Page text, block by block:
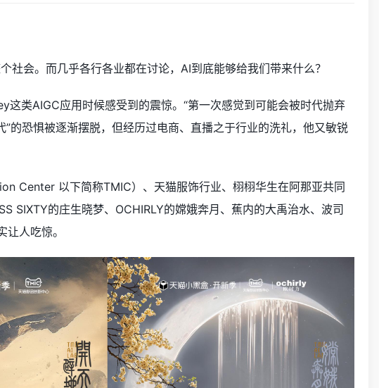
会。而几乎各行各业都在讨论，AI到底能够给我们带来什么？
类AIGC应用时候感受到的震惊。“第一次感觉到可能会被时代抛弃
的恐惧被逐渐摆脱，但经历过电商、直播之于行业的洗礼，他又敏锐
Center 以下简称TMIC）、天猫服饰行业、栩栩华生在阿那亚共同
SIXTY的庄生晓梦、OCHIRLY的嫦娥奔月、蕉内的大禹治水、波司
人吃惊。